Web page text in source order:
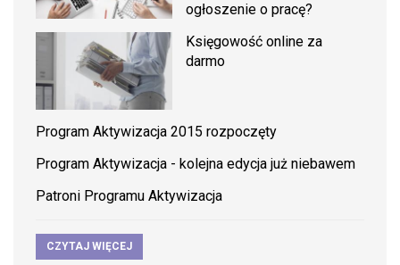
ogłoszenie o pracę?
Księgowość online za
darmo
Program Aktywizacja 2015 rozpoczęty
Program Aktywizacja - kolejna edycja już niebawem
Patroni Programu Aktywizacja
CZYTAJ WIĘCEJ